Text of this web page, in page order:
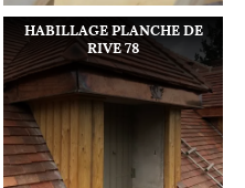
HABILLAGE PLANCHE DE
RIVE 78